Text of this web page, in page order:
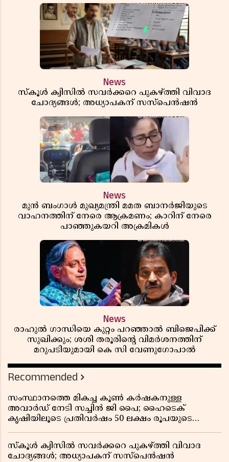
News
സ്കൂൾ ക്വിസിൽ സവർക്കറെ പുകഴ്ത്തി വിവാദ
ചോദ്യങ്ങൾ; അധ്യാപകന് സസ്പെൻഷൻ
News
മുൻ ബംഗാൾ മുഖ്യമന്ത്രി മമത ബാനർജിയുടെ
വാഹനത്തിന് നേരെ ആക്രമണം; കാറിന് നേരെ
പാഞ്ഞുകയറി അക്രമികൾ
News
രാഹുൽ ഗാന്ധിയെ കുറ്റം പറഞ്ഞാൽ ബിജെപിക്ക്
സുഖിക്കും; ശശി തരൂരിന്റെ വിമർശനത്തിന്
മറുപടിയുമായി കെ സി വേണുഗോപാൽ
Recommended
സംസ്ഥാനത്തെ മികച്ച കൂൺ കർഷകനുള്ള
അവാർഡ് നേടി സച്ചിൻ ജി പൈ; ഹൈടെക്
കൃഷിയിലൂടെ പ്രതിവർഷം 50 ലക്ഷം രൂപയുടെ
സ്കൂൾ ക്വിസിൽ സവർക്കറെ പുകഴ്ത്തി വിവാദ
ചോദ്യങ്ങൾ; അധ്യാപകന് സസ്പെൻഷൻ